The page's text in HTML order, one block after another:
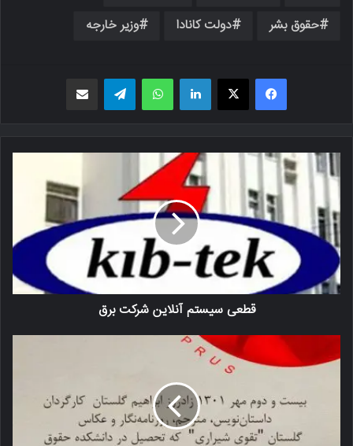
حقوق بشر
دولت کانادا وزیر خارجه
فیسبوک X لینکدین واتس اپ تلگرام
قطعی سیستم آنلاین شرکت برق